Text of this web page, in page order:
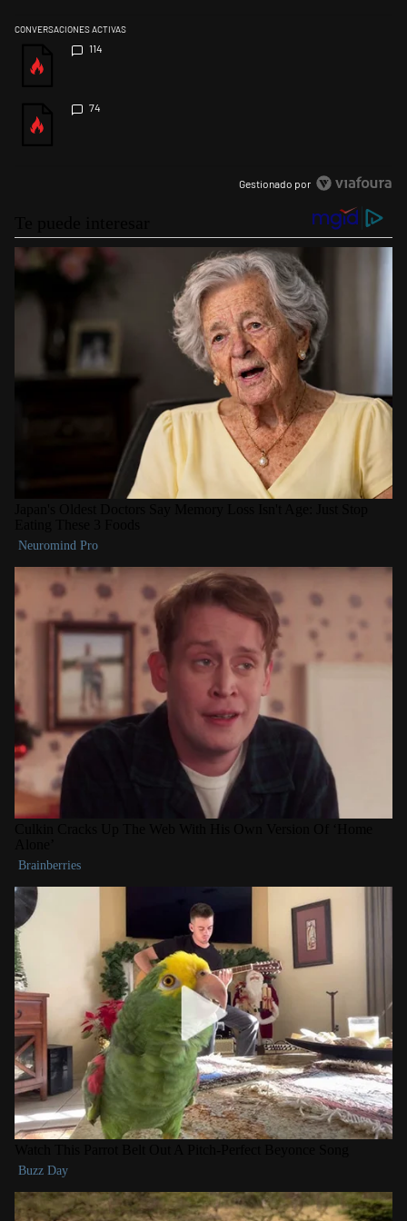
CONVERSACIONES ACTIVAS
Un artículo de tendencia con el título "" con 114 comentarios.
114
Un artículo de tendencia con el título "" con 74 comentarios.
74
Gestionado por